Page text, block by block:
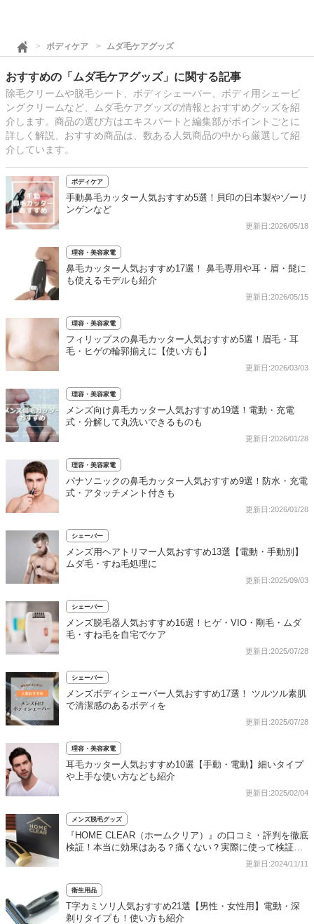
ボディケア ムダ毛ケアグッズ
おすすめの「ムダ毛ケアグッズ」に関する記事
除毛クリームや脱毛シート、ボディシェーバー、ボディ用シェービ
ングクリームなど、ムダ毛ケアグッズの情報とおすすめグッズを紹
介します。商品の選び方はエキスパートと編集部がポイントごとに
詳しく解説、おすすめ商品は、数ある人気商品の中から厳選して紹
介しています。
ボディケア
手動鼻毛カッター人気おすすめ5選！貝印の日本製やゾーリ
ンゲンなど
更新日:2026/05/18
理容・美容家電
鼻毛カッター人気おすすめ17選！ 鼻毛専用や耳・眉・髭に
も使えるモデルも紹介
更新日:2026/05/15
理容・美容家電
フィリップスの鼻毛カッター人気おすすめ5選！眉毛・耳
毛・ヒゲの輪郭揃えに【使い方も】
更新日:2026/03/03
理容・美容家電
メンズ向け鼻毛カッター人気おすすめ19選！電動・充電
式・分解して丸洗いできるものも
更新日:2026/01/28
理容・美容家電
パナソニックの鼻毛カッター人気おすすめ9選！防水・充電
式・アタッチメント付きも
更新日:2026/01/28
シェーバー
メンズ用ヘアトリマー人気おすすめ13選【電動・手動別】
ムダ毛・すね毛処理に
更新日:2025/09/03
シェーバー
メンズ脱毛器人気おすすめ16選！ヒゲ・VIO・剛毛・ムダ
毛・すね毛を自宅でケア
更新日:2025/07/28
シェーバー
メンズボディシェーバー人気おすすめ17選！ ツルツル素肌
で清潔感のあるボディを
更新日:2025/07/28
理容・美容家電
耳毛カッター人気おすすめ10選【手動・電動】細いタイプ
や上手な使い方なども紹介
更新日:2025/02/04
メンズ脱毛グッズ
『HOME CLEAR（ホームクリア）』の口コミ・評判を徹底
検証！本当に効果はある？痛くない？実際に使って検証レ
更新日:2024/11/11
衛生用品
T字カミソリ人気おすすめ21選【男性・女性用】電動・深
剃りタイプも！使い方も紹介